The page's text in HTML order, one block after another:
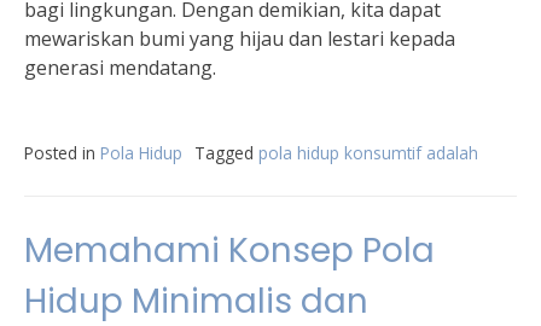
bagi lingkungan. Dengan demikian, kita dapat
mewariskan bumi yang hijau dan lestari kepada
generasi mendatang.
Posted in Pola Hidup Tagged pola hidup konsumtif adalah
Memahami Konsep Pola
Hidup Minimalis dan